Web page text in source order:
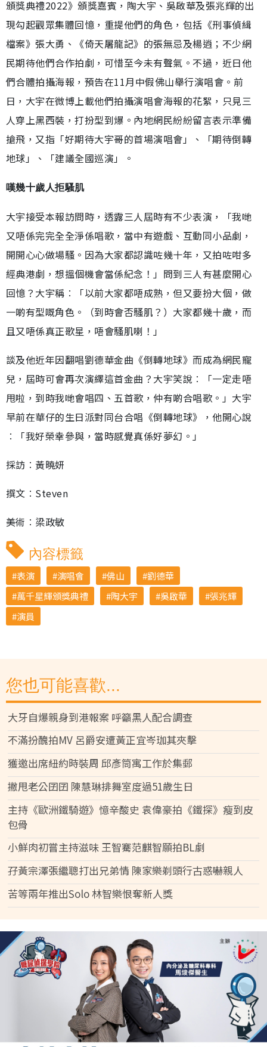
頒獎典禮2022》頒獎嘉賓，陶大宇、吳啟華及張兆輝的出
現勾起觀眾集體回憶，重提他們的角色，包括《刑事偵緝
檔案》張大勇、《倚天屠龍記》的張無忌及楊逍；不少網
民期待他們合作拍劇，可惜至今未有聲氣。不過，近日他
們合體拍攝海報，預告在11月中假佛山舉行演唱會。前
日，大宇在微博上載他們拍攝演唱會海報的花絮，只見三
人穿上黑西裝，打扮型到爆。內地網民紛紛留言表示準備
搶飛，又指「好期待大宇哥的首場演唱會」、「期待倒轉
地球」、「建議全國巡演」。
嘆幾十歲人拒騷肌
大宇接受本報訪問時，透露三人屆時有不少表演，「我哋
又唔係完完全全淨係唱歌，當中有遊戲、互動同小品劇，
開開心心做場騷。因為大家都認識咗幾十年，又拍咗咁多
經典港劇，想搵個機會當係紀念！」問到三人有甚麼開心
回憶？大宇稱︰「以前大家都唔成熟，但又要扮大個，做
一啲有型嘅角色。（到時會否騷肌？）大家都幾十歲，而
且又唔係真正歌星，唔會騷肌喇！」
談及他近年因翻唱劉德華金曲《倒轉地球》而成為網民寵
兒，屆時可會再次演繹這首金曲？大宇笑說︰「一定走唔
甩啦，到時我哋會唱四、五首歌，仲有啲合唱歌。」大宇
早前在華仔的生日派對同台合唱《倒轉地球》，他開心說
︰「我好榮幸參與，當時感覺真係好夢幻。」
採訪︰黃曉妍
撰文︰Steven
美術︰梁政敏
內容標籤
表演 演唱會 佛山
劉德華
萬千星輝頒獎典禮
陶大宇 吳啟華
張兆輝
演員
您也可能喜歡...
大牙自爆親身到港報案 呼籲黑人配合調查
不滿扮醜拍MV 呂爵安遭黃正宜岑珈其夾擊
獲邀出席紐約時裝周 邱彥筒寓工作於集郵
撇甩老公囝囝 陳慧琳排舞室度過51歲生日
主持《歐洲鐵騎遊》憶辛酸史 袁偉豪拍《鐵探》瘦到皮
包骨
小鮮肉初嘗主持滋味 王智騫范麒智願拍BL劇
孖黃宗澤張繼聰打出兄弟情 陳家樂剃頭行古惑嚇親人
苦等兩年推出Solo 林智樂恨奪新人獎